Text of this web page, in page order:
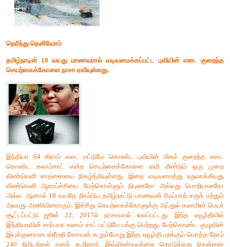
3. உளவுச் செயற்கைகோள்
இச்செயற்கைகோள்கள் இராணுவ மற்றும் அரசியல் சார்ந்த
புவியைச் சுற்றி வரும் கண்காணிப்பு மேடைகளாகும்.
அனுப்பப்படும் தகவல்களை வாசிங்டனில் அமைந்துள்ள
நாட்டின் ரகசிய வசதி கொண்ட புகைப்பட விவரண மையத்தில்
குறுக்கீடு செய்யப்பட்டு தகவல்கள்
செயற்கைகோள் இராணுவ நடவடிக்கைகள் மற்றும்
உருவாக்கத்திற்கு மட்டுமல்லாமல்த ளவாட கட்டுப்பாட்டு
1, சால்ட் II (SALT I SALT II) போன்றவற்றை சரிபார்க்கவும்
உளவுச் செயற்கை கோள்களில் நான்கு அடிப்படை வகைகள்
1. புலப்படும் மற்றும் அகச்சிவப்பு கதிர்கள் மூலமான
செய்யும் அமைப்பு.
2. ஏவுகணைகளை கண்டறிய வடிவமைக்கப்பட்ட அகச்சிவப்பு
3. இரவு நேரம் மற்றும் மேக கூட்டத்தின் போதும்